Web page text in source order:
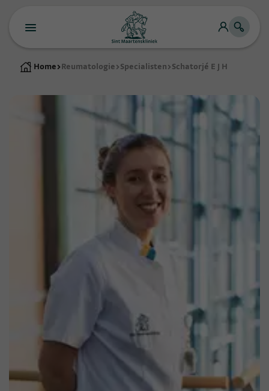
Home > Reumatologie > Specialisten > Schatorjé E J H